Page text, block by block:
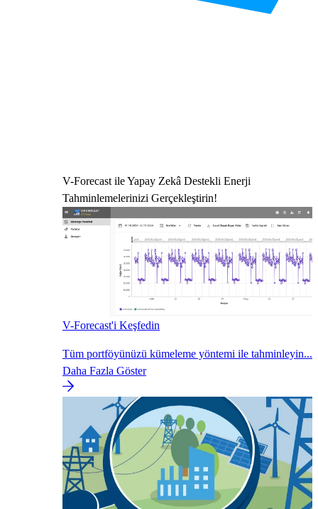
V-Forecast ile Yapay Zekâ Destekli Enerji
Tahminlemelerinizi Gerçekleştirin!
V-Forecast'i Keşfedin
Tüm portföyünüzü kümeleme yöntemi ile tahminleyin...
Daha Fazla Göster